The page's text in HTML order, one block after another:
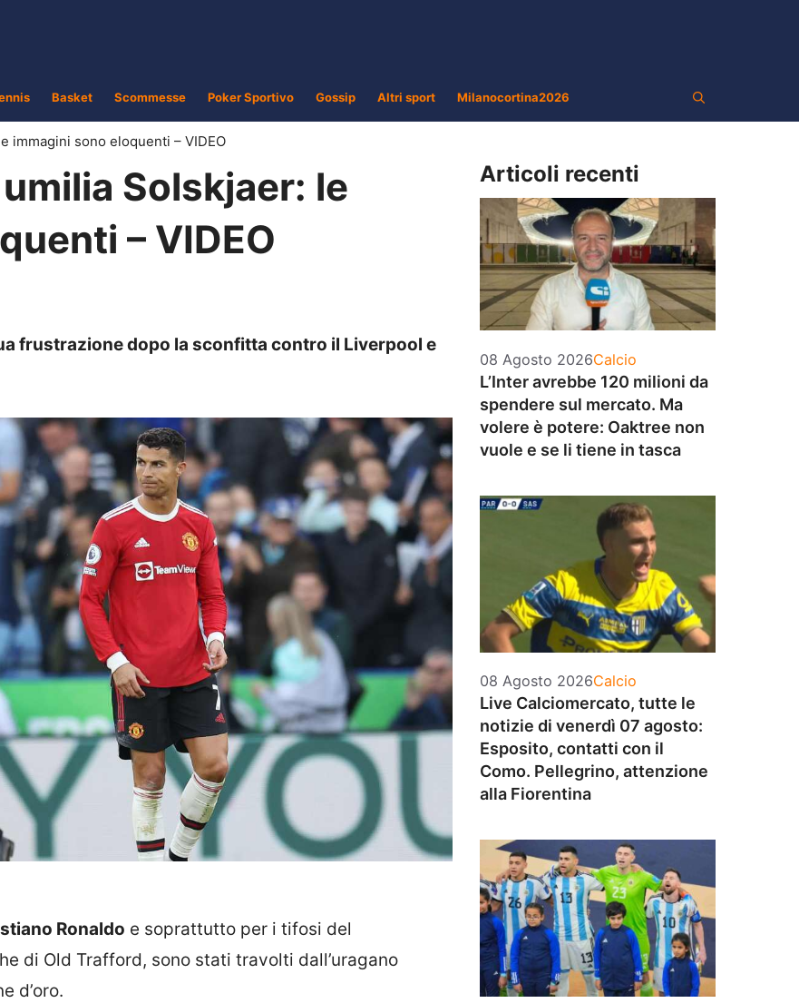
Basket Scommesse Poker Sportivo Gossip Altri sport Milanocortina2026
immagini sono eloquenti – VIDEO
Solskjaer: le
– VIDEO
frustrazione dopo la sconfitta contro il Liverpool e
Ronaldo e soprattutto per i tifosi del
di Old Trafford, sono stati travolti dall’uragano
d’oro.
Articoli recenti
08 Agosto 2026Categorie
Calcio
L’Inter avrebbe 120 milioni da
spendere sul mercato. Ma
volere è potere: Oaktree non
vuole e se li tiene in tasca
08 Agosto 2026Categorie
Calcio
Live Calciomercato, tutte le
notizie di venerdì 07 agosto:
Esposito, contatti con il
Como. Pellegrino, attenzione
alla Fiorentina